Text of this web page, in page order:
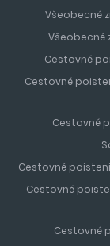
Všeobecné
Všeobecné
Cestovné
Cestovné
Cestovné
Cestovné
Cestovné
Cestovné